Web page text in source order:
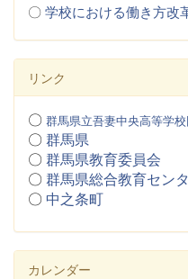
〇学校における働き方改
リンク
〇 群馬県立吾妻中央高等学
〇 群馬県
〇 群馬県教育委員会
〇 群馬県総合教育セン
〇 中之条町
カレンダー